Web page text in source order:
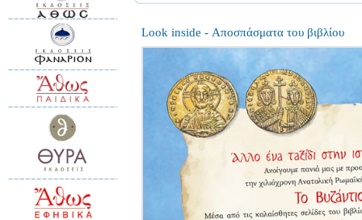
Look inside - Αποσπάσματα του βιβλίου